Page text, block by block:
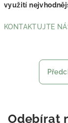
využití
KONTAKTUJTE
Odebírat